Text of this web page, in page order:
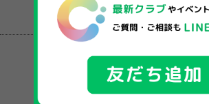
（木）17:30～19:30 （土）